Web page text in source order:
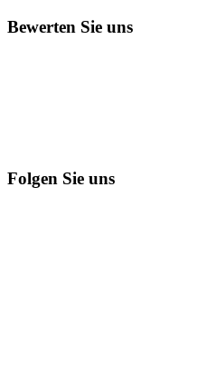
Bewerten Sie uns
Folgen Sie uns